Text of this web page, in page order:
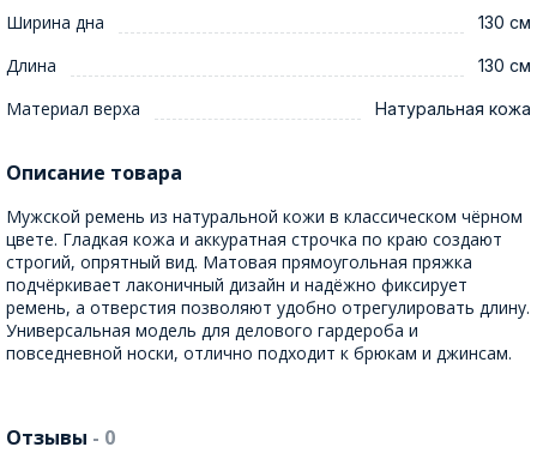
Ширина дна 130 см
Длина 130 см
Материал верха Натуральная кожа
Описание товара
Мужской ремень из натуральной кожи в классическом чёрном
цвете. Гладкая кожа и аккуратная строчка по краю создают
строгий, опрятный вид. Матовая прямоугольная пряжка
подчёркивает лаконичный дизайн и надёжно фиксирует
ремень, а отверстия позволяют удобно отрегулировать длину.
Универсальная модель для делового гардероба и
повседневной носки, отлично подходит к брюкам и джинсам.
Отзывы - 0